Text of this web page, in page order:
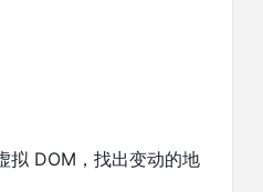
拟 DOM，找出变动的地